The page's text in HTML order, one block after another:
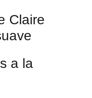
Claire
a la